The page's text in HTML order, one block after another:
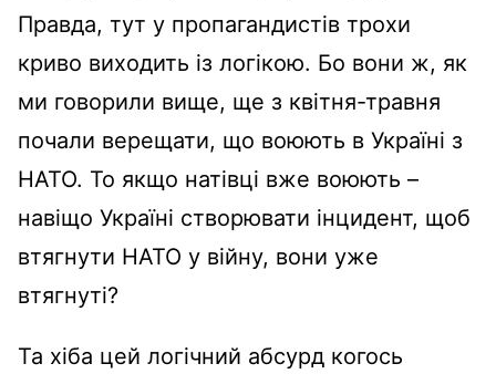
Правда, тут у пропагандистів трохи
криво виходить із логікою. Бо вони ж, як
ми говорили вище, ще з квітня-травня
почали верещати, що воюють в Україні з
НАТО. То якщо натівці вже воюють –
навіщо Україні створювати інцидент, щоб
втягнути НАТО у війну, вони уже
втягнуті?
Та хіба цей логічний абсурд когось